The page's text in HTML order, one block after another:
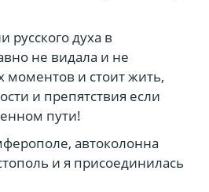
русского духа в
не видала и не
моментов и стоит жить,
и препятствия если
пути!
автоколонна
и я присоединилась